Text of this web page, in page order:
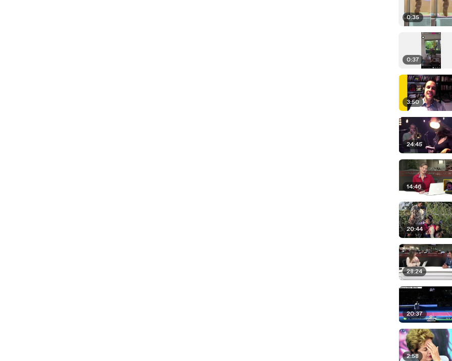
0:35
0:37
3:50
24:45
14:46
20:44
28:24
20:37
2:58